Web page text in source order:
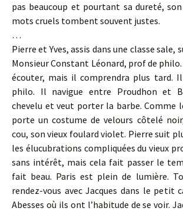
pas beaucoup et pourtant sa dureté,
mots cruels tombent souvent justes.
…
Pierre et Yves, assis dans une classe sale,
Monsieur Constant Léonard, prof de philo.
écouter, mais il comprendra plus tard.
philo. Il navigue entre Proudhon et
chevelu et veut porter la barbe. Comme
porte un costume de velours côtelé
cou, son vieux foulard violet. Pierre suit
les élucubrations compliquées du vieux
sans intérêt, mais cela fait passer le
fait beau. Paris est plein de lumière.
rendez-vous avec Jacques dans le petit
Abesses où ils ont l’habitude de se voir.